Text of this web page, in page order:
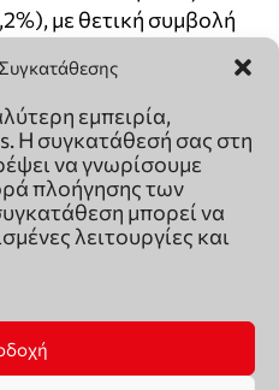
εμπειρία,
Η συγκατάθεσή σας στη
να γνωρίσουμε
πλοήγησης των
μπορεί να
λειτουργίες και